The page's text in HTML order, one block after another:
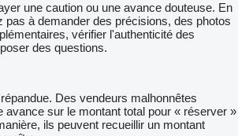
une caution ou une avance douteuse. En
pas à demander des précisions, des photos
vérifier l'authenticité des
des questions.
Des vendeurs malhonnêtes
avance sur le montant total pour « réserver »
ils peuvent recueillir un montant